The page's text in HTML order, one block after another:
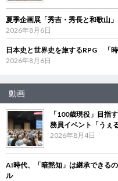
夏季企画展「秀吉・秀長と和歌山
2026年8月6日
日本史と世界史を旅するRPG 「
2026年8月6日
動画
「100歳現役」目指
務員イベント「うぇ
2026年8月4日
AI時代、「暗黙知」は継承できる
ル